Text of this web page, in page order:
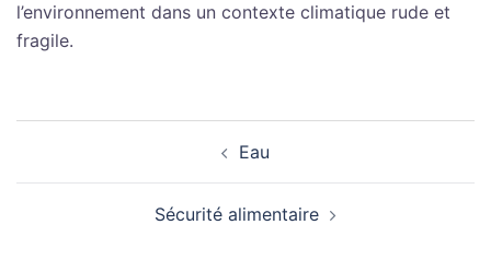
l’environnement dans un contexte climatique rude et
fragile.
Eau
Sécurité alimentaire